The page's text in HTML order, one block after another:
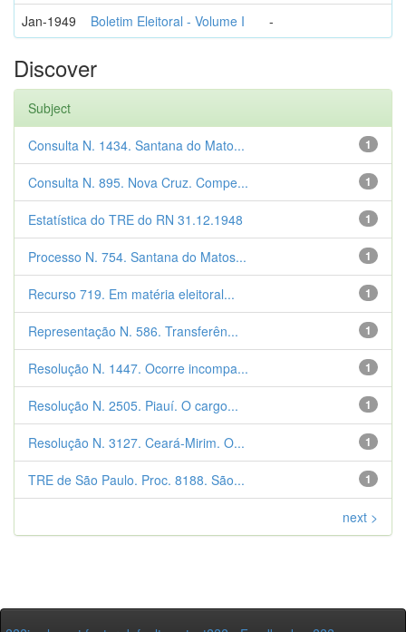
Jan-1949 Boletim Eleitoral - Volume I -
Discover
Subject
1
Consulta N. 1434. Santana do Mato...
1
Consulta N. 895. Nova Cruz. Compe...
1
Estatística do TRE do RN 31.12.1948
1
Processo N. 754. Santana do Matos...
1
Recurso 719. Em matéria eleitoral...
1
Representação N. 586. Transferên...
1
Resolução N. 1447. Ocorre incompa...
1
Resolução N. 2505. Piauí. O cargo...
1
Resolução N. 3127. Ceará-Mirim. O...
1
TRE de São Paulo. Proc. 8188. São...
next >